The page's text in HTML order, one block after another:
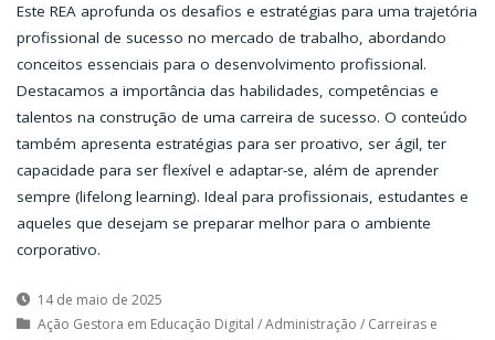
Este REA aprofunda os desafios e estratégias para uma trajetória
profissional de sucesso no mercado de trabalho, abordando
conceitos essenciais para o desenvolvimento profissional.
Destacamos a importância das habilidades, competências e
talentos na construção de uma carreira de sucesso. O conteúdo
também apresenta estratégias para ser proativo, ser ágil, ter
capacidade para ser flexível e adaptar-se, além de aprender
sempre (lifelong learning). Ideal para profissionais, estudantes e
aqueles que desejam se preparar melhor para o ambiente
corporativo.
14 de maio de 2025
Ação Gestora em Educação Digital /Administração / Carreiras e